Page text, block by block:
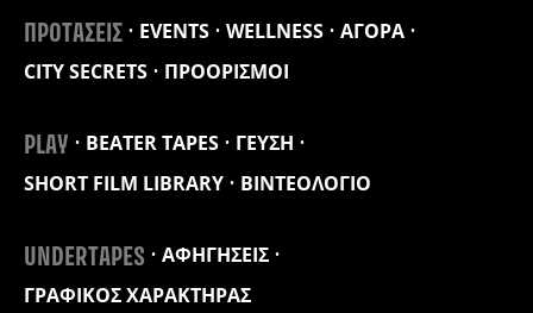
ΠΡΟΤΑΣΕΙΣ EVENTS WELLNESS
ΑΓΟΡΑ
CITY SECRETS
ΠΡΟΟΡΙΣΜΟΙ
PLAY BEATER TAPES
ΓΕΥΣΗ
SHORT FILM LIBRARY
ΒΙΝΤΕΟΛΟΓΙΟ
UNDERTAPES
ΑΦΗΓΗΣΕΙΣ
ΓΡΑΦΙΚΟΣ ΧΑΡΑΚΤΗΡΑΣ